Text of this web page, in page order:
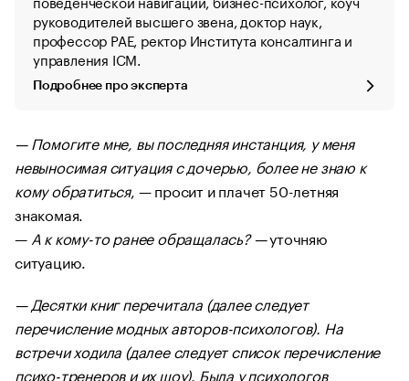
руководителей высшего звена, доктор наук,
профессор РАЕ, ректор Института консалтинга и
управления ICM.
Подробнее про эксперта
— Помогите мне, вы последняя инстанция, у меня
невыносимая ситуация с дочерью, более не знаю к
кому обратиться, — просит и плачет 50-летняя
знакомая.
— А к кому-то ранее обращалась? —уточняю
ситуацию.
— Десятки книг перечитала (далее следует
перечисление модных авторов-психологов). На
встречи ходила (далее следует список перечисление
психо-тренеров и их шоу). Была у психологов